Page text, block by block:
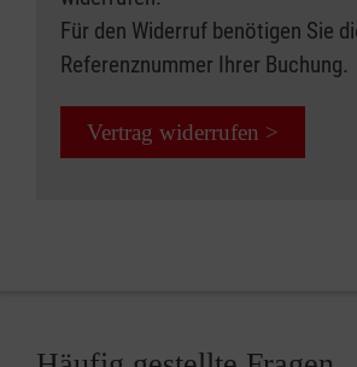
Für den Widerruf benötigen Sie
Referenznummer Ihrer Buchung.
Vertrag widerrufen >